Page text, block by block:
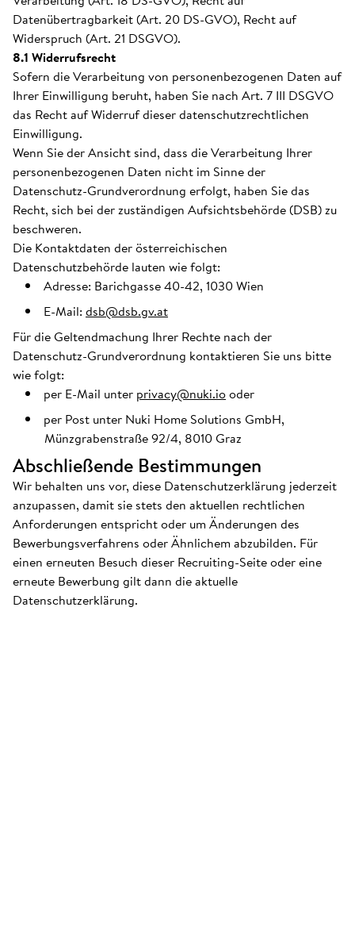
Datenübertragbarkeit (Art. 20 DS-GVO), Recht auf
Widerspruch (Art. 21 DSGVO).
8.1 Widerrufsrecht
Sofern die Verarbeitung von personenbezogenen Daten auf
Ihrer Einwilligung beruht, haben Sie nach Art. 7 III DSGVO
das Recht auf Widerruf dieser datenschutzrechtlichen
Einwilligung.
Wenn Sie der Ansicht sind, dass die Verarbeitung Ihrer
personenbezogenen Daten nicht im Sinne der
Datenschutz-Grundverordnung erfolgt, haben Sie das
Recht, sich bei der zuständigen Aufsichtsbehörde (DSB) zu
beschweren.
Die Kontaktdaten der österreichischen
Datenschutzbehörde lauten wie folgt:
Adresse: Barichgasse 40-42, 1030 Wien
E-Mail: dsb@dsb.gv.at
Für die Geltendmachung Ihrer Rechte nach der
Datenschutz-Grundverordnung kontaktieren Sie uns bitte
wie folgt:
per E-Mail unter privacy@nuki.iooder
per Post unter Nuki Home Solutions GmbH,
Münzgrabenstraße 92/4, 8010 Graz
Abschließende Bestimmungen
Wir behalten uns vor, diese Datenschutzerklärung jederzeit
anzupassen, damit sie stets den aktuellen rechtlichen
Anforderungen entspricht oder um Änderungen des
Bewerbungsverfahrens oder Ähnlichem abzubilden. Für
einen erneuten Besuch dieser Recruiting-Seite oder eine
erneute Bewerbung gilt dann die aktuelle
Datenschutzerklärung.